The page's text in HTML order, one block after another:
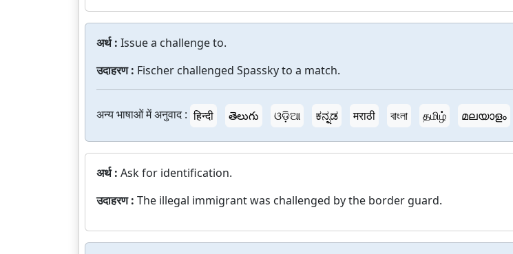
अर्थ : Issue a challenge to.
उदाहरण : Fischer challenged Spassky to a match.
अन्य भाषाओं में अनुवाद : हिन्दी తెలుగు ଓଡ଼ିଆ ಕನ್ನಡ मराठी বাংলা தமிழ் മലയാളം
अर्थ : Ask for identification.
उदाहरण : The illegal immigrant was challenged by the border guard.